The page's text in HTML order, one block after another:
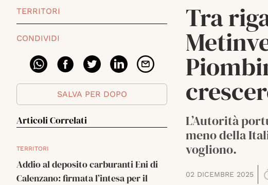
TERRITORI
CONDIVIDI
SALVA PER DOPO
Articoli Correlati
TERRITORI
Addio al deposito carburanti Eni di
Calenzano: firmata l’intesa per il
Tra
L’Autorità
meno della
vogliono.
02 DICEMBRE 2025